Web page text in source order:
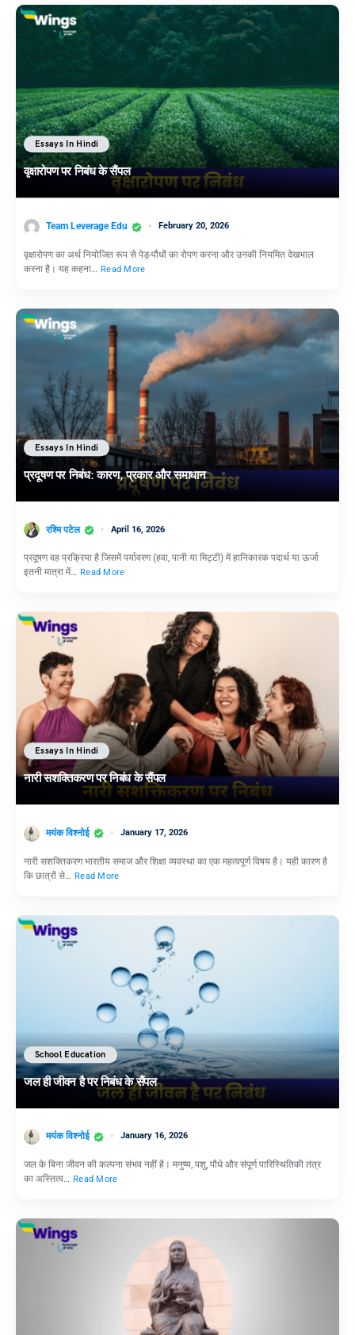
Essays In Hindi
वृक्षारोपण पर निबंध के सैंपल
Team Leverage Edu February 20, 2026
वृक्षारोपण का अर्थ नियोजित रूप से पेड़-पौधों का रोपण करना और उनकी नियमित देखभाल
करना है। यह कहना… Read More
Essays In Hindi
प्रदूषण पर निबंध: कारण, प्रकार और समाधान
रश्मि पटेल April 16, 2026
प्रदूषण वह प्रक्रिया है जिसमें पर्यावरण (हवा, पानी या मिट्टी) में हानिकारक पदार्थ या ऊर्जा
इतनी मात्रा में… Read More
Essays In Hindi
नारी सशक्तिकरण पर निबंध के सैंपल
मयंक विश्नोई January 17, 2026
नारी सशक्तिकरण भारतीय समाज और शिक्षा व्यवस्था का एक महत्वपूर्ण विषय है। यही कारण है
कि छात्रों से… Read More
School Education
जल ही जीवन है पर निबंध के सैंपल
मयंक विश्नोई January 16, 2026
जल के बिना जीवन की कल्पना संभव नहीं है। मनुष्य, पशु, पौधे और संपूर्ण पारिस्थितिकी तंत्र
का अस्तित्व… Read More